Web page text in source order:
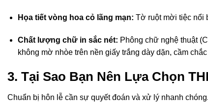
Họa tiết vòng hoa cỏ lãng mạn: Tờ ruột mời tiệc nổi
Chất lượng chữ in sắc nét: Phông chữ nghệ thuật
không mờ nhòe trên nền giấy trắng dày dặn, cầm chắc
3. Tại Sao Bạn Nên Lựa Chọn
Chuẩn bị hôn lễ cần sự quyết đoán và xử lý nhanh